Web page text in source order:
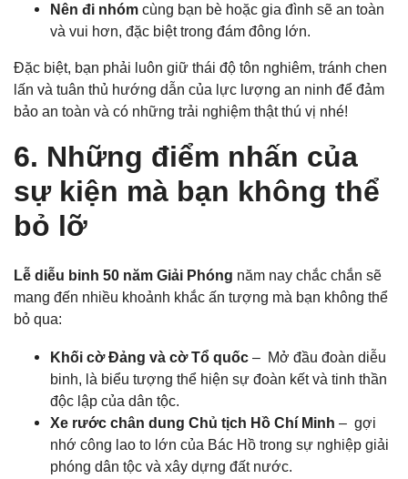
Nên đi nhóm cùng bạn bè hoặc gia đình sẽ an toàn
và vui hơn, đặc biệt trong đám đông lớn.
Đặc biệt, bạn phải luôn giữ thái độ tôn nghiêm, tránh chen
lấn và tuân thủ hướng dẫn của lực lượng an ninh để đảm
bảo an toàn và có những trải nghiệm thật thú vị nhé!
6. Những điểm nhấn của
sự kiện mà bạn không thể
bỏ lỡ
Lễ diễu binh 50 năm Giải Phóng năm nay chắc chắn sẽ
mang đến nhiều khoảnh khắc ấn tượng mà bạn không thể
bỏ qua:
Khối cờ Đảng và cờ Tổ quốc – Mở đầu đoàn diễu
binh, là biểu tượng thể hiện sự đoàn kết và tinh thần
độc lập của dân tộc.
Xe rước chân dung Chủ tịch Hồ Chí Minh – gợi
nhớ công lao to lớn của Bác Hồ trong sự nghiệp giải
phóng dân tộc và xây dựng đất nước.